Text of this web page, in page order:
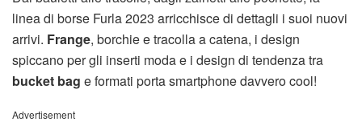
linea di borse Furla 2023 arricchisce di dettagli i suoi nuovi
arrivi. Frange, borchie e tracolla a catena, i design
spiccano per gli inserti moda e i design di tendenza tra
bucket bag e formati porta smartphone davvero cool!
Advertisement